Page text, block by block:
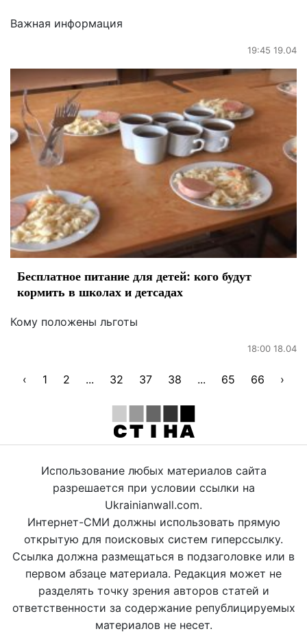
Важная информация
19:45 19.04
Бесплатное питание для детей: кого будут
кормить в школах и детсадах
Кому положены льготы
18:00 18.04
‹ 1 2 ... 32 37 38 ... 65 66 ›
Использование любых материалов сайта
разрешается при условии ссылки на
Ukrainianwall.com.
Интернет-СМИ должны использовать прямую
открытую для поисковых систем гиперссылку.
Ссылка должна размещаться в подзаголовке или в
первом абзаце материала. Редакция может не
разделять точку зрения авторов статей и
ответственности за содержание републицируемых
материалов не несет.